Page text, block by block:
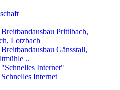
Prittlbach,
Lotzbach
Gänsstall,
..
Internet"
Internet